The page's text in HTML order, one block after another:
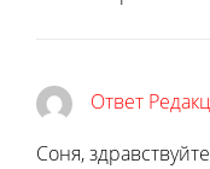
Ответ
Соня,